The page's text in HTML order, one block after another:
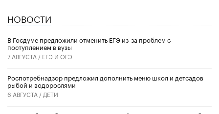
НОВОСТИ
В Госдуме предложили отменить ЕГЭ из-за проблем с
поступлением в вузы
7 АВГУСТА / ЕГЭ И ОГЭ
Роспотребнадзор предложил дополнить меню школ и детсадов
рыбой и водорослями
6 АВГУСТА / ДЕТИ